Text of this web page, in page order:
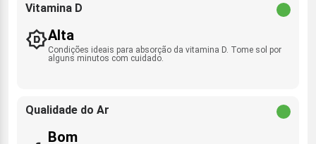
Vitamina D
Alta
Condições ideais para absorção da vitamina D. Tome sol por
alguns minutos com cuidado.
Qualidade do Ar
Bom